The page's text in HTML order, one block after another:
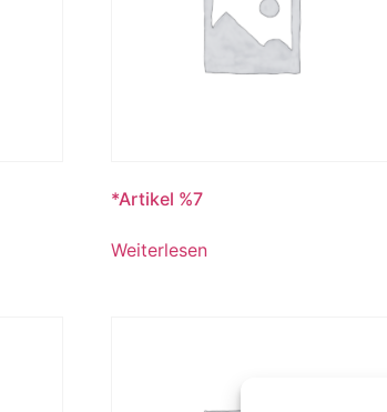
*Artikel %7
Weiterlesen